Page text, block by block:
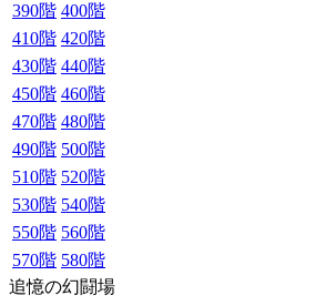
390階 400階
410階 420階
430階 440階
450階 460階
470階 480階
490階 500階
510階 520階
530階 540階
550階 560階
570階 580階
追憶の幻闘場